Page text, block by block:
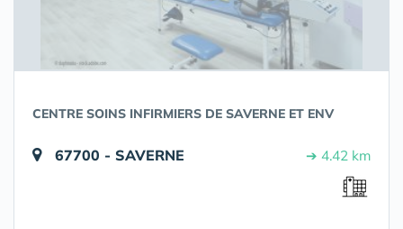
CENTRE SOINS INFIRMIERS DE SAVERNE ET ENV
67700 - SAVERNE ➔ 4.42 km